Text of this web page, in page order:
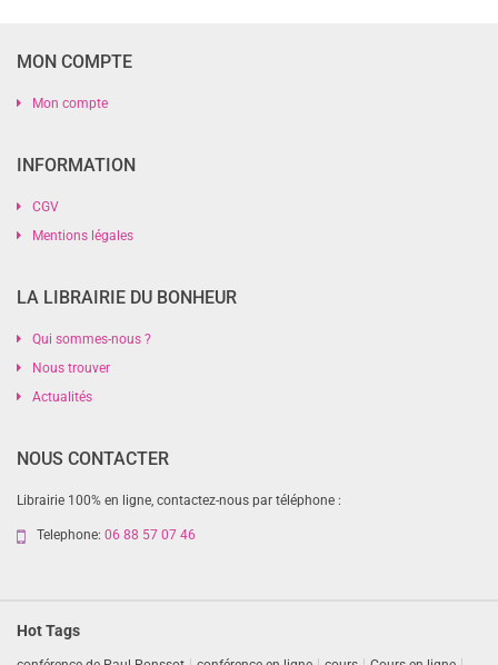
MON COMPTE
Mon compte
INFORMATION
CGV
Mentions légales
LA LIBRAIRIE DU BONHEUR
Qui sommes-nous ?
Nous trouver
Actualités
NOUS CONTACTER
Librairie 100% en ligne, contactez-nous par téléphone :
Telephone: 06 88 57 07 46
Hot Tags